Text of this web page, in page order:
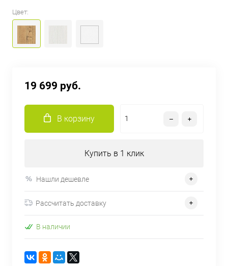
Цвет:
19 699 руб.
В корзину
Купить в 1 клик
Нашли дешевле
Рассчитать доставку
В наличии